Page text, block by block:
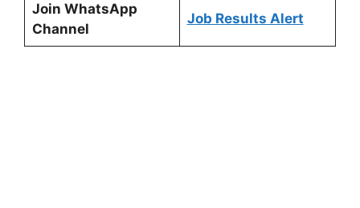
Join WhatsApp
Channel
Job Results Alert